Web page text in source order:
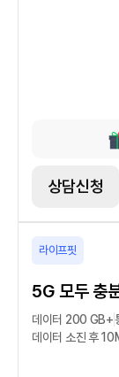
상담신청
라이프핏
5G 모두 충
데이터 200 GB+
데이터 소진 후10